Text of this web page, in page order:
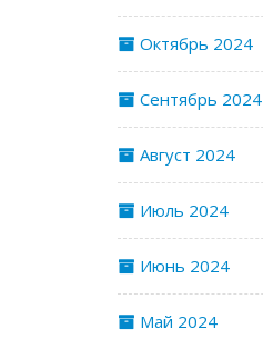
Октябрь 2024
Сентябрь 2024
Август 2024
Июль 2024
Июнь 2024
Май 2024